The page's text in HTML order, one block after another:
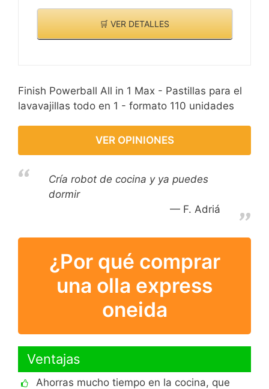
🛒 VER DETALLES
Finish Powerball All in 1 Max - Pastillas para el
lavavajillas todo en 1 - formato 110 unidades
VER OPINIONES
Cría robot de cocina y ya puedes
dormir
F. Adriá
¿Por qué comprar
una olla express
oneida
Ventajas
Ahorras mucho tiempo en la cocina, que